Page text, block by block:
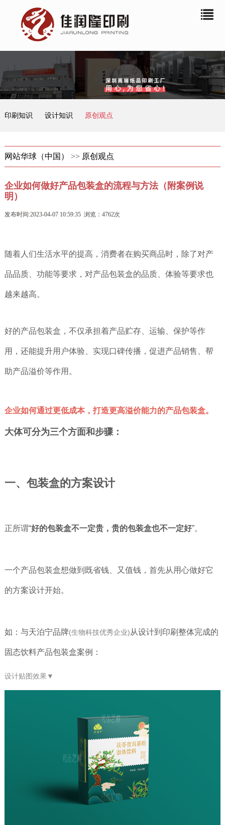
印刷知识 设计知识 原创观点
网站华球（中国） >> 原创观点
企业如何做好产品包装盒的流程与方法（附案例说
明）
发布时间:2023-04-07 10:59:35 浏览：4762次
随着人们生活水平的提高，消费者在购买商品时，除了对产
品品质、功能等要求，对产品包装盒的品质、体验等要求也
越来越高。
好的产品包装盒，不仅承担着产品贮存、运输、保护等作
用，还能提升用户体验、实现口碑传播，促进产品销售、帮
助产品溢价等作用。
企业如何通过更低成本，打造更高溢价能力的产品包装盒。
大体可分为三个方面和步骤：
一、包装盒的方案设计
正所谓“好的包装盒不一定贵，贵的包装盒也不一定好”。
一个产品包装盒想做到既省钱、又值钱，首先从用心做好它
的方案设计开始。
如：与天泊宁品牌(生物科技优秀企业)从设计到印刷整体完成的
固态饮料产品包装盒案例：
设计贴图效果 ▼